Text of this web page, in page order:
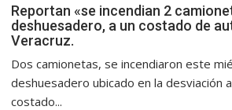
Reportan «se incendian 2
deshuesadero, a un costado de
Veracruz.
Dos camionetas, se incendiaron este
deshuesadero ubicado en la desviación
costado...